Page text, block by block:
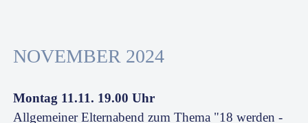
NOVEMBER 2024
Montag 11.11. 19.00 Uhr
Allgemeiner Elternabend zum Thema "18 werden -